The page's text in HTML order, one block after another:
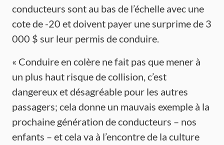
conducteurs sont au bas de l’échelle avec une
cote de -20 et doivent payer une surprime de 3
000 $ sur leur permis de conduire.
« Conduire en colère ne fait pas que mener à
un plus haut risque de collision, c’est
dangereux et désagréable pour les autres
passagers; cela donne un mauvais exemple à la
prochaine génération de conducteurs – nos
enfants – et cela va à l’encontre de la culture